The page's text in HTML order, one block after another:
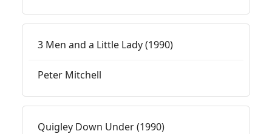
3 Men and a Little Lady (1990)
Peter Mitchell
Quigley Down Under (1990)